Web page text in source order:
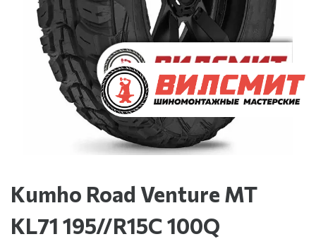
Kumho Road Venture MT
KL71 195//R15C 100Q